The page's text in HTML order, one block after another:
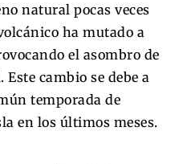
natural pocas veces
ha mutado a
el asombro de
cambio se debe a
temporada de
en los últimos meses.